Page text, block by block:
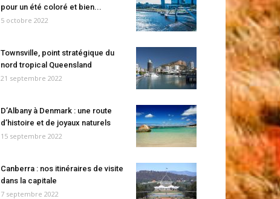
pour un été coloré et bien...
5 octobre 2022
Townsville, point stratégique du
nord tropical Queensland
21 septembre 2022
D’Albany à Denmark : une route
d’histoire et de joyaux naturels
15 septembre 2022
Canberra : nos itinéraires de visite
dans la capitale
7 septembre 2022